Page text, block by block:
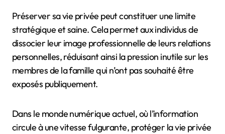
Préserver sa vie privée peut constituer une limite
stratégique et saine. Cela permet aux individus de
dissocier leur image professionnelle de leurs relations
personnelles, réduisant ainsi la pression inutile sur les
membres de la famille qui n’ont pas souhaité être
exposés publiquement.
Dans le monde numérique actuel, où l’information
circule à une vitesse fulgurante, protéger la vie privée